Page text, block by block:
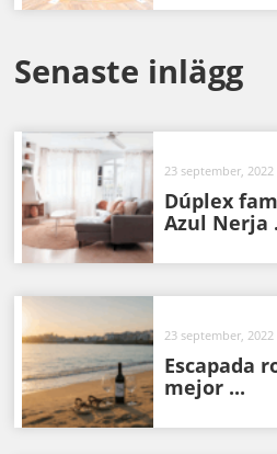
Senaste inlägg
23 september, 2022
Dúplex
Azul Nerja
23 september, 2022
Escapada
mejor ...